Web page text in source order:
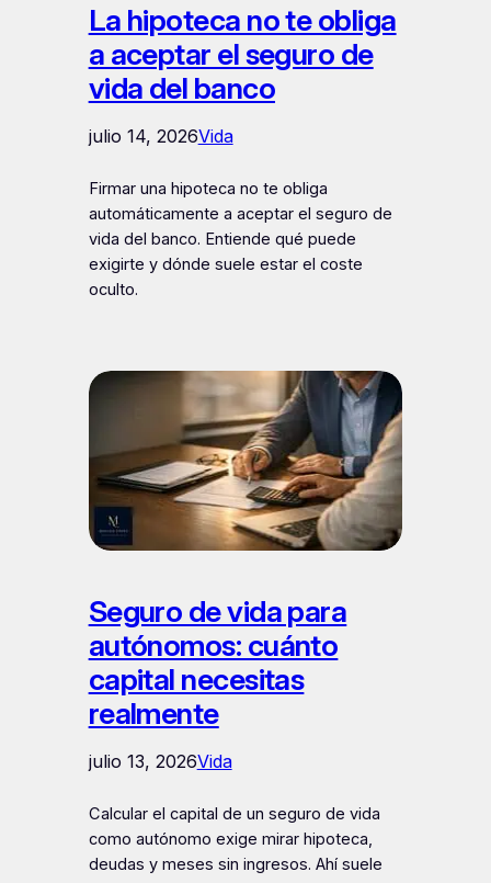
La hipoteca no te obliga
a aceptar el seguro de
vida del banco
julio 14, 2026Vida
Firmar una hipoteca no te obliga
automáticamente a aceptar el seguro de
vida del banco. Entiende qué puede
exigirte y dónde suele estar el coste
oculto.
Seguro de vida para
autónomos: cuánto
capital necesitas
realmente
julio 13, 2026Vida
Calcular el capital de un seguro de vida
como autónomo exige mirar hipoteca,
deudas y meses sin ingresos. Ahí suele